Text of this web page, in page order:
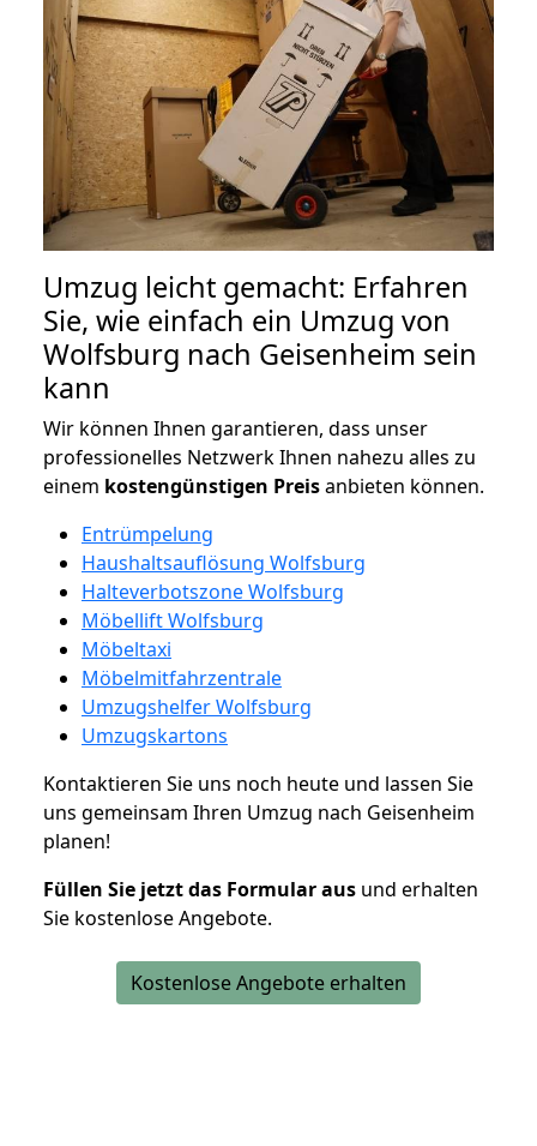
Umzug leicht gemacht: Erfahren
Sie, wie einfach ein Umzug von
Wolfsburg nach Geisenheim sein
kann
Wir können Ihnen garantieren, dass unser
professionelles Netzwerk Ihnen nahezu alles zu
einem kostengünstigen Preisanbieten können.
Entrümpelung
Haushaltsauflösung Wolfsburg
Halteverbotszone Wolfsburg
Möbellift Wolfsburg
Möbeltaxi
Möbelmitfahrzentrale
Umzugshelfer Wolfsburg
Umzugskartons
Kontaktieren Sie uns noch heute und lassen Sie
uns gemeinsam Ihren Umzug nach Geisenheim
planen!
Füllen Sie jetzt das Formular aus und erhalten
Sie kostenlose Angebote.
Kostenlose Angebote erhalten